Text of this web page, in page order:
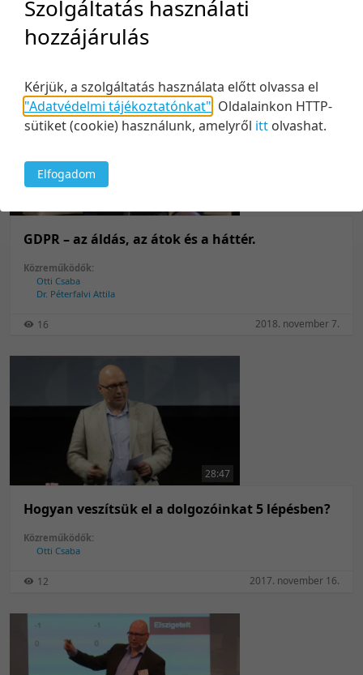
Otti Csaba
Fehér András
GDPR – az áldás, az átok és a háttér.
Közreműködők:
Otti Csaba
Dr. Péterfalvi Attila
16 2018. november 7.
28:47
Hogyan veszítsük el a dolgozóinkat 5 lépésben?
Közreműködők:
Otti Csaba
12 2017. november 16.
Szolgáltatás használati
hozzájárulás
Kérjük, a szolgáltatás használata előtt olvassa el
"Adatvédelmi tájékoztatónkat" Oldalainkon HTTP-
sütiket (cookie) használunk, amelyről itt olvashat.
Elfogadom